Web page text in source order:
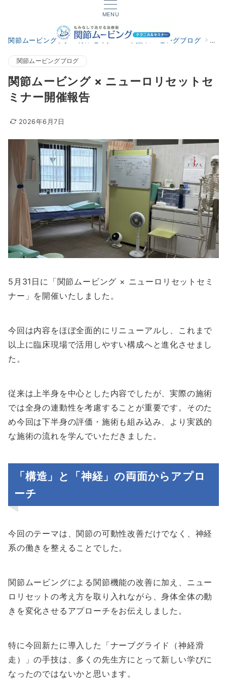
MENU
関節ムービングテクニカルセミナー 関節ムービングブログ 関
関節ムービングブログ
関節ムービング × ニューロリセットセ
ミナー開催報告
2026年6月7日
5月31日に「関節ムービング × ニューロリセットセミ
ナー」を開催いたしました。
今回は内容をほぼ全面的にリニューアルし、これまで
以上に臨床現場で活用しやすい構成へと進化させまし
た。
従来は上半身を中心とした内容でしたが、実際の施術
では全身の連動性を考慮することが重要です。そのた
め今回は下半身の評価・施術も組み込み、より実践的
な施術の流れを学んでいただきました。
「構造」と「神経」の両面からアプロ
ーチ
今回のテーマは、関節の可動性改善だけでなく、神経
系の働きを整えることでした。
関節ムービングによる関節機能の改善に加え、ニュー
ロリセットの考え方を取り入れながら、身体全体の動
きを変化させるアプローチをお伝えしました。
特に今回新たに導入した「ナーブグライド（神経滑
走）」の手技は、多くの先生方にとって新しい学びに
なったのではないかと思います。